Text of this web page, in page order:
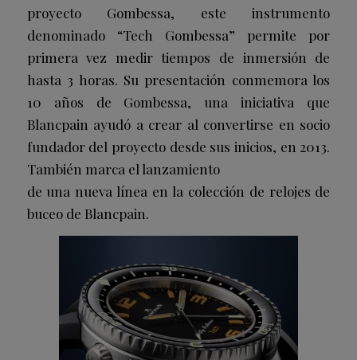
proyecto Gombessa, este instrumento
denominado “Tech Gombessa” permite por
primera vez medir tiempos de inmersión de
hasta 3 horas. Su presentación conmemora los
10 años de Gombessa, una iniciativa que
Blancpain ayudó a crear al convertirse en socio
fundador del proyecto desde sus inicios, en 2013.
También marca el lanzamiento
de una nueva línea en la colección de relojes de
buceo de Blancpain.